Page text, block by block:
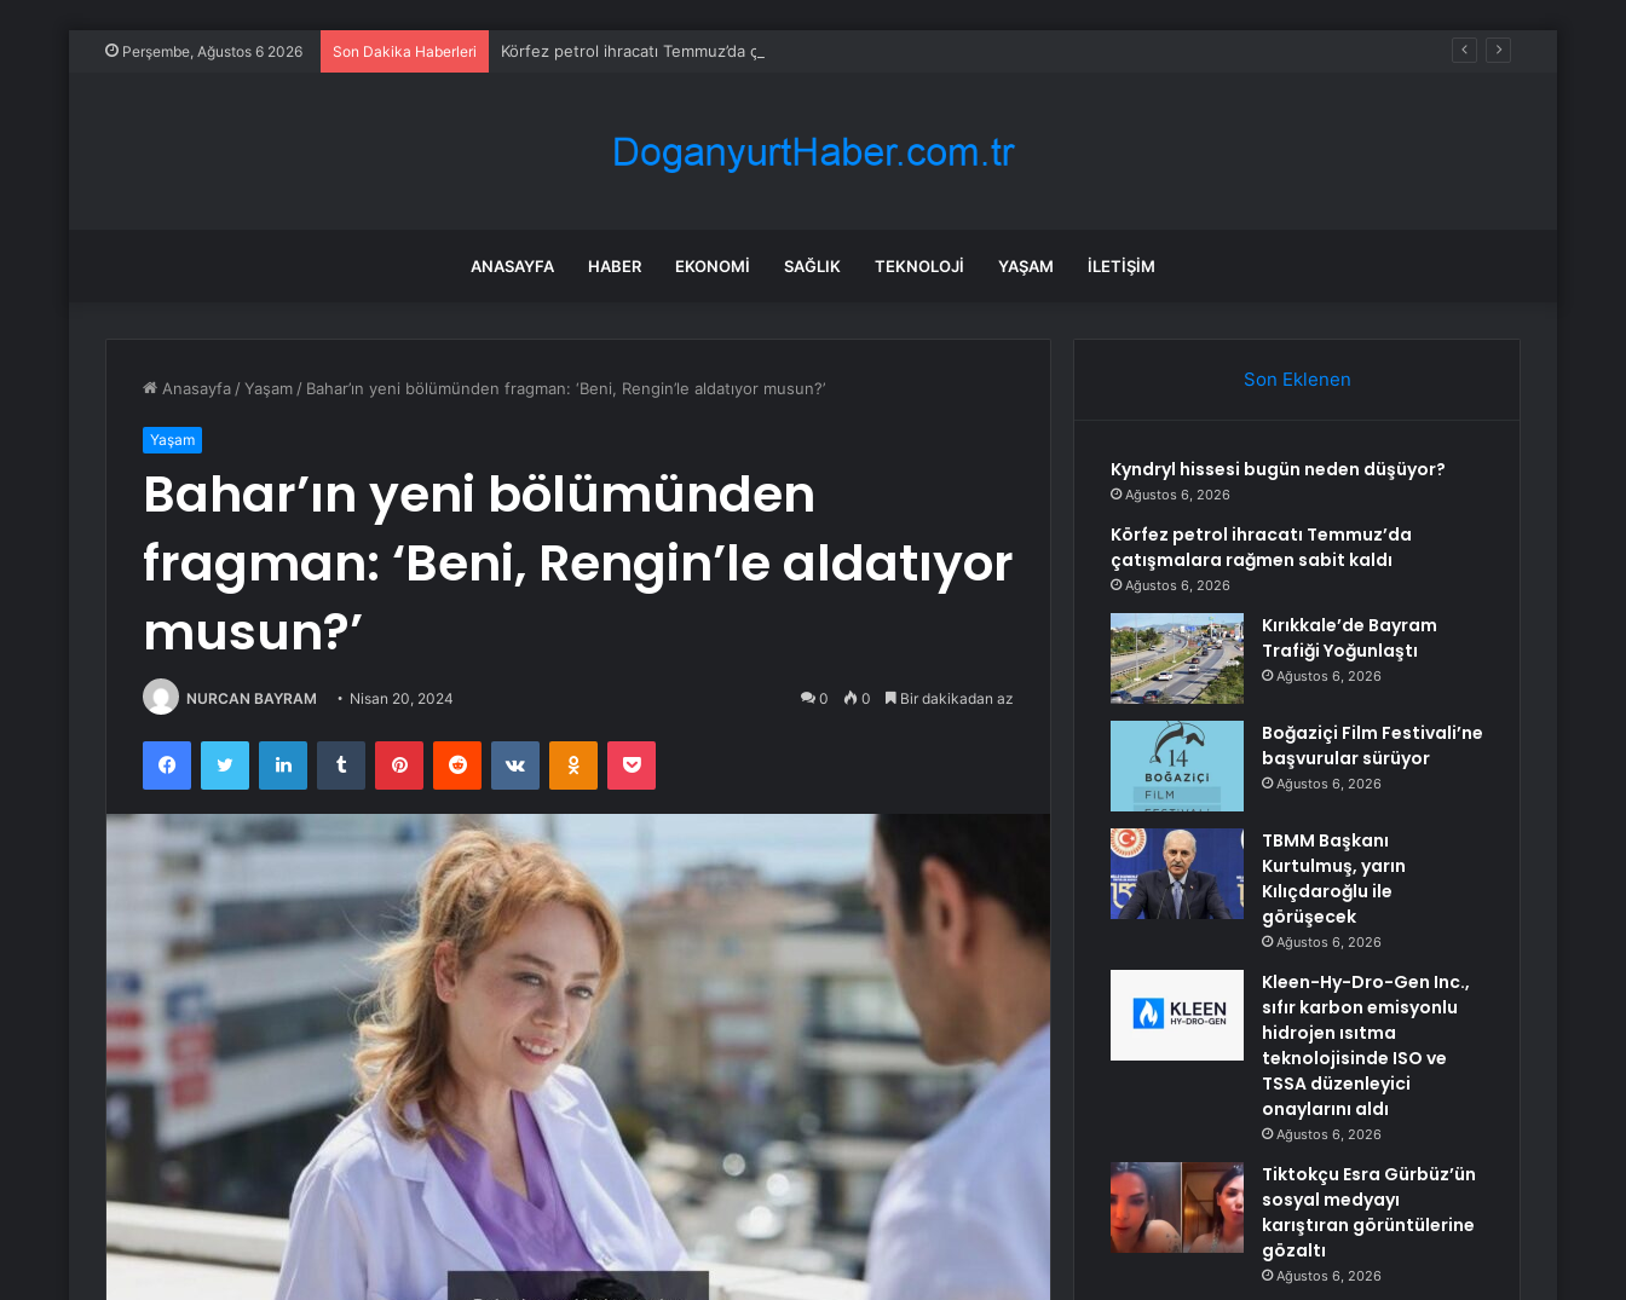
Perşembe, Ağustos 6 2026 Son Dakika Haberleri Körfez petrol ihracatı Temmuz’da çatışmalara rağmen sabit kaldı
ANASAYFA HABER EKONOMI SAĞLIK TEKNOLOJI YAŞAM İLETIŞIM
Anasayfa /Yaşam / Bahar’ın yeni bölümünden fragman: ‘Beni, Rengin’le aldatıyor musun?’
Yaşam
Bahar’ın yeni bölümünden
fragman: ‘Beni, Rengin’le aldatıyor
musun?’
NURCAN BAYRAM Nisan 20, 2024 0 0 Bir dakikadan az
FacebookTwitter LinkedInTumblr PinterestReddit VKontakteOdnoklassniki
Pocket
Son Eklenen
Kyndryl hissesi bugün neden düşüyor?
Ağustos 6, 2026
Körfez petrol ihracatı Temmuz’da
çatışmalara rağmen sabit kaldı
Ağustos 6, 2026
Kırıkkale’de Bayram
Trafiği Yoğunlaştı
Ağustos 6, 2026
Boğaziçi Film Festivali’ne
başvurular sürüyor
Ağustos 6, 2026
TBMM Başkanı
Kurtulmuş, yarın
Kılıçdaroğlu ile
görüşecek
Ağustos 6, 2026
Kleen-Hy-Dro-Gen Inc.,
sıfır karbon emisyonlu
hidrojen ısıtma
teknolojisinde ISO ve
TSSA düzenleyici
onaylarını aldı
Ağustos 6, 2026
Tiktokçu Esra Gürbüz’ün
sosyal medyayı
karıştıran görüntülerine
gözaltı
Ağustos 6, 2026